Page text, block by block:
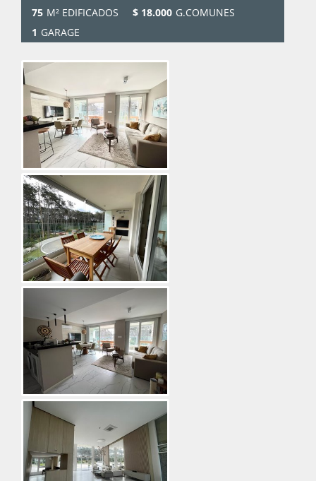
75 M² EDIFICADOS $ 18.000 G.COMUNES
1 GARAGE